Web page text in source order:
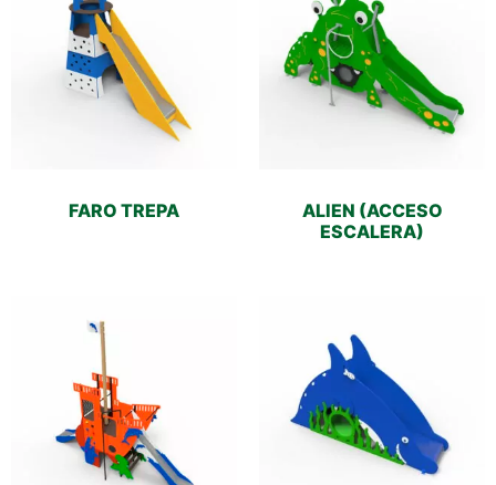
FARO TREPA
ALIEN (ACCESO
ESCALERA)